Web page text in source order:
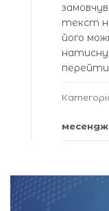
текст
його